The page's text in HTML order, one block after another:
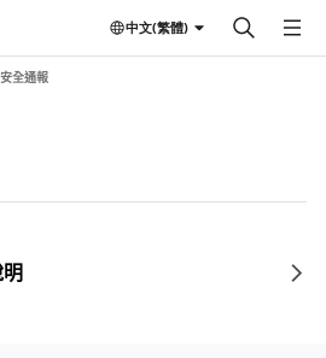
中文(繁體)
全通報